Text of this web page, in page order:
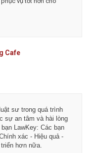
Chúc các bạn phát
MengCha Utd
sư trong quá trình
sự an tâm và hài lòng
LawKey: Các bạn
xác - Hiệu quả -
hơn nữa.